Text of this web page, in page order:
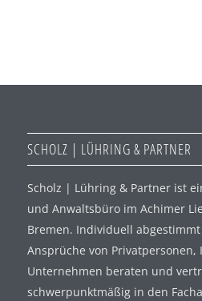
SCHOLZ | LÜHRING & PARTNER
Scholz | Lühring & Partner ist
und Anwaltsbüro im Achimer
Bremen. Individuell
Ansprüche von
Unternehmen beraten und
schwerpunktmäßig in den